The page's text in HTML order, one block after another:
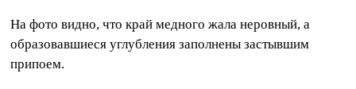
На фото видно, что край медного жала неровный, а
образовавшиеся углубления заполнены застывшим
припоем.